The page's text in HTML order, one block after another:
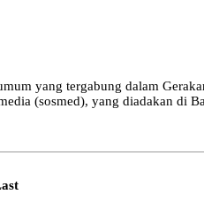
yang tergabung dalam
(sosmed), yang diadakan di